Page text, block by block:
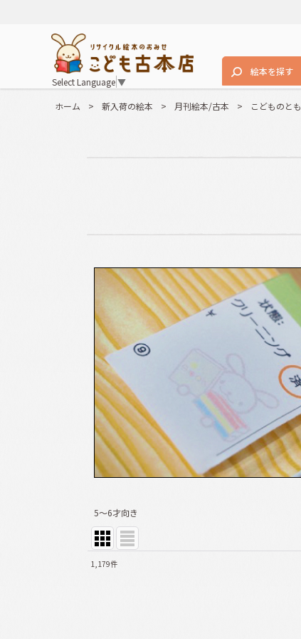
Select Language▼
絵本を探す
ホーム > 新入荷の絵本 > 月刊絵本/古本 > こどものとも
5〜6才向き
1,179件